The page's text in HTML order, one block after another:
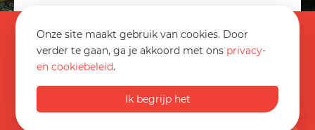
Onze site maakt gebruik van cookies. Door
verder te gaan, ga je akkoord met ons privacy-
en cookiebeleid.
Ik begrijp het
Algemene voorwaarden
Privacy statement
0032 89 70 16 20
Op werkdagen van 08:30 tot 17:00